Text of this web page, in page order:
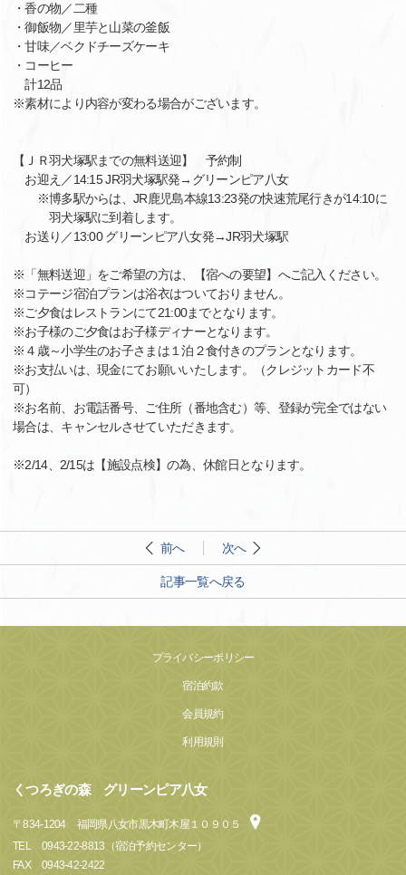
・香の物／二種
・御飯物／里芋と山菜の釜飯
・甘味／ベクドチーズケーキ
・コーヒー
計12品
※素材により内容が変わる場合がございます。
【ＪＲ羽犬塚駅までの無料送迎】 予約制
お迎え／14:15 JR羽犬塚駅発→グリーンピア八女
※博多駅からは、JR鹿児島本線13:23発の快速荒尾行きが14:10に
羽犬塚駅に到着します。
お送り／13:00 グリーンピア八女発→JR羽犬塚駅
※「無料送迎」をご希望の方は、【宿への要望】へご記入ください。
※コテージ宿泊プランは浴衣はついておりません。
※ご夕食はレストランにて21:00までとなります。
※お子様のご夕食はお子様ディナーとなります。
※４歳～小学生のお子さまは１泊２食付きのプランとなります。
※お支払いは、現金にてお願いいたします。（クレジットカード不
可）
※お名前、お電話番号、ご住所（番地含む）等、登録が完全ではない
場合は、キャンセルさせていただきます。
※2/14、2/15は【施設点検】の為、休館日となります。
前へ 次へ
記事一覧へ戻る
プライバシーポリシー
宿泊約款
会員規約
利用規則
くつろぎの森 グリーンピア八女
〒834-1204
福岡県八女市黒木町木屋１０９０５
TEL
0943-22-8813（宿泊予約センター）
FAX
0943-42-2422